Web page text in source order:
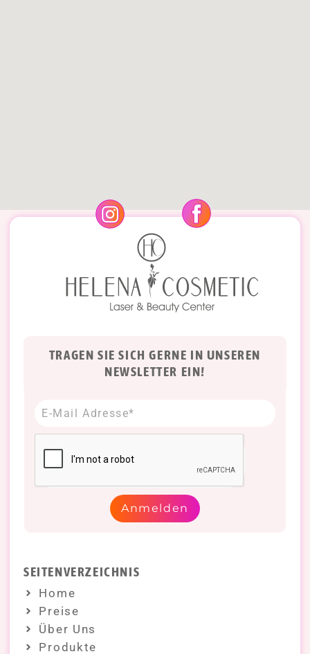
TRAGEN SIE SICH GERNE IN UNSEREN
NEWSLETTER EIN!
Anmelden
SEITENVERZEICHNIS
Home
Preise
Über Uns
Produkte